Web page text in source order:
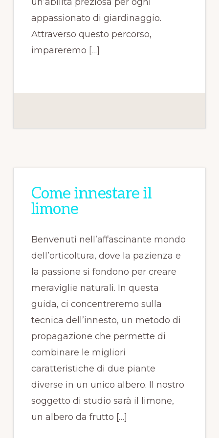
appassionato di giardinaggio.
Attraverso questo percorso,
impareremo […]
Come innestare il
limone
Benvenuti nell’affascinante mondo
dell’orticoltura, dove la pazienza e
la passione si fondono per creare
meraviglie naturali. In questa
guida, ci concentreremo sulla
tecnica dell’innesto, un metodo di
propagazione che permette di
combinare le migliori
caratteristiche di due piante
diverse in un unico albero. Il nostro
soggetto di studio sarà il limone,
un albero da frutto […]